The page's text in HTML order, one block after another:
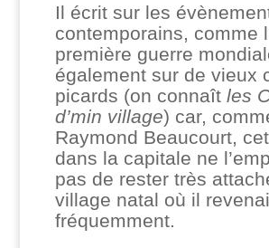
Il écrit sur les
contemporains, comme
première guerre
également sur de vieux
picards (on connaît les
d’min village) car,
Raymond Beaucourt,
dans la capitale ne
pas de rester très
village natal où il
fréquemment.